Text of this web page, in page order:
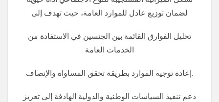
لضمان توزيع عادل للموارد العامة، حيث تهدف إلى
تحليل الفوارق القائمة بين الجنسين في الاستفادة من
الخدمات العامة
إعادة توجيه الموارد بطريقة تحقق المساواة والإنصاف.
دعم تنفيذ السياسات الوطنية والدولية الهادفة إلى تعزيز